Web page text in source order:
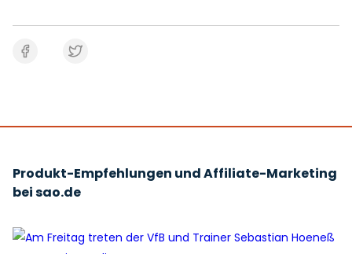
Produkt-Empfehlungen und Affiliate-Marketing
bei sao.de